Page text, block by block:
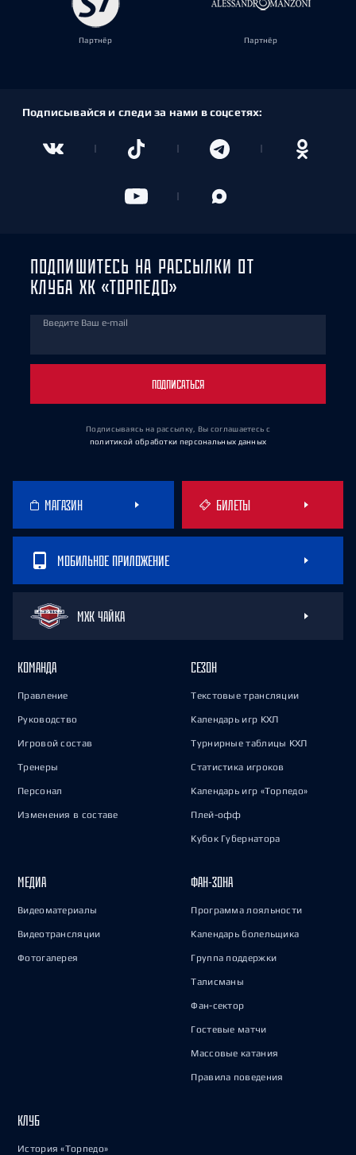
Партнёр Партнёр
Подписывайся и следи за нами в соцсетях:
ПОДПИШИТЕСЬ НА РАССЫЛКИ ОТ
КЛУБА ХК «ТОРПЕДО»
Введите Ваш e-mail
ПОДПИСАТЬСЯ
Подписываясь на рассылку, Вы соглашаетесь с
политикой обработки персональных данных
МАГАЗИН БИЛЕТЫ
МОБИЛЬНОЕ ПРИЛОЖЕНИЕ
МХК ЧАЙКА
КОМАНДА
Правление
Руководство
Игровой состав
Тренеры
Персонал
Изменения в составе
СЕЗОН
Текстовые трансляции
Календарь игр КХЛ
Турнирные таблицы КХЛ
Статистика игроков
Календарь игр «Торпедо»
Плей-офф
Кубок Губернатора
МЕДИА
Видеоматериалы
Видеотрансляции
Фотогалерея
ФАН-ЗОНА
Программа лояльности
Календарь болельщика
Группа поддержки
Талисманы
Фан-сектор
Гостевые матчи
Массовые катания
Правила поведения
КЛУБ
История «Торпедо»